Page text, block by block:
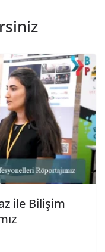
ile Bilişim